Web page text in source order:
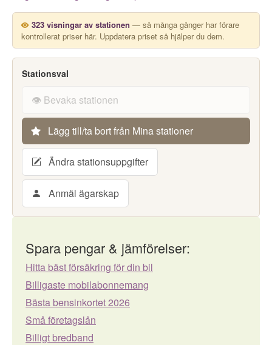
323 visningar av stationen — så många gånger har förare
kontrollerat priser här. Uppdatera priset så hjälper du dem.
Stationsval
👁️ Bevaka stationen
Lägg till/ta bort från Mina stationer
Ändra stationsuppgifter
Anmäl ägarskap
Spara pengar & jämförelser:
Hitta bäst försäkring för din bil
Billigaste mobilabonnemang
Bästa bensinkortet 2026
Små företagslån
Billigt bredband